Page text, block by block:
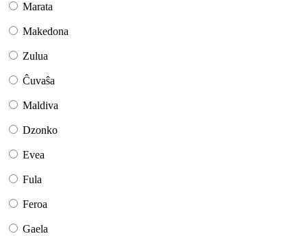
Marata
Makedona
Zulua
Ĉuvaŝa
Maldiva
Dzonko
Evea
Fula
Feroa
Gaela